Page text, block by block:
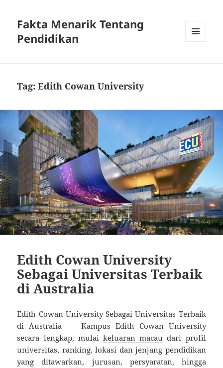
Fakta Menarik Tentang
Pendidikan
Tag:Edith Cowan University
Edith Cowan University
Sebagai Universitas Terbaik
di Australia
Edith Cowan University Sebagai Universitas Terbaik
di Australia – Kampus Edith Cowan University
secara lengkap, mulai keluaran macau dari profil
universitas, ranking, lokasi dan jenjang pendidikan
yang ditawarkan, jurusan, persyaratan, hingga